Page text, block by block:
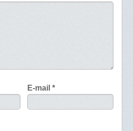
E-mail*